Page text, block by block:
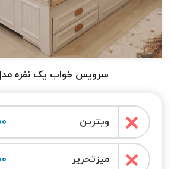
سرویس خواب یک نفره
ویترین
میزتحریر